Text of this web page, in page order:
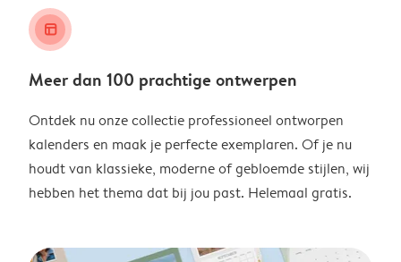
layout_alt
Meer dan 100 prachtige ontwerpen
Ontdek nu onze collectie professioneel ontworpen
kalenders en maak je perfecte exemplaren. Of je nu
houdt van klassieke, moderne of gebloemde stijlen, wij
hebben het thema dat bij jou past. Helemaal gratis.